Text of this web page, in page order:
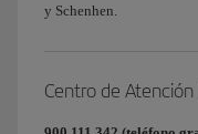
y Schenhen.
Centro de